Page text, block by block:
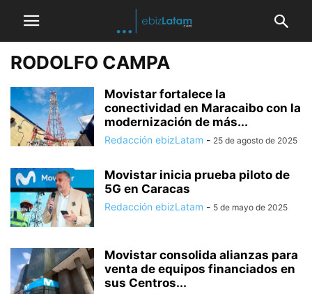
RODOLFO CAMPA
Movistar fortalece la
conectividad en Maracaibo con la
modernización de más...
Redacción ebizLatam - 25 de agosto de 2025
Movistar inicia prueba piloto de
5G en Caracas
Redacción ebizLatam - 5 de mayo de 2025
Movistar consolida alianzas para
venta de equipos financiados en
sus Centros...